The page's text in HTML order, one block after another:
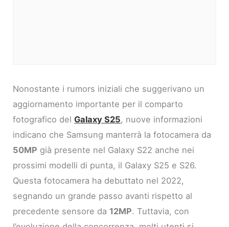
Nonostante i rumors iniziali che suggerivano un
aggiornamento importante per il comparto
fotografico delGalaxy S25, nuove informazioni
indicano che Samsung manterrà la fotocamera da
50MP già presente nel Galaxy S22 anche nei
prossimi modelli di punta, il Galaxy S25 e S26.
Questa fotocamera ha debuttato nel 2022,
segnando un grande passo avanti rispetto al
precedente sensore da 12MP. Tuttavia, con